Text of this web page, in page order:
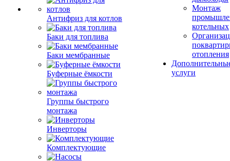
Антифриз для котлов
Баки для топлива
Баки мембранные
Буферные ёмкости
Группы быстрого
монтажа
Инверторы
Комплектующие
Монтаж
котельных
отопления
услуги